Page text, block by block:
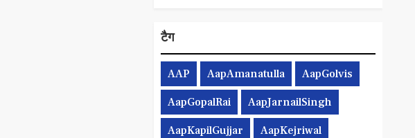
टैग
AAP AapAmanatulla AapGolvis
AapGopalRai AapJarnailSingh
AapKapilGujjar AapKejriwal